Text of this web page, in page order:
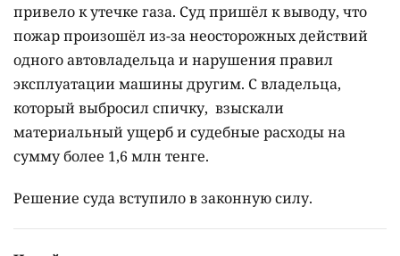
привело к утечке газа. Суд пришёл к выводу, что
пожар произошёл из-за неосторожных действий
одного автовладельца и нарушения правил
эксплуатации машины другим. С владельца,
который выбросил спичку, взыскали
материальный ущерб и судебные расходы на
сумму более 1,6 млн тенге.
Решение суда вступило в законную силу.